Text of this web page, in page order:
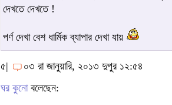
দেখতে দেখতে !
পর্ণ দেখা বেশ ধার্মিক ব্যাপার দেখা যায়
৫|
০৩ রা জানুয়ারি, ২০১৩ দুপুর ১২:৫৪
ঘর কুনোবলেছেন: